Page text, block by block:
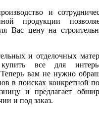
и
продукции
Вас цену на
и отделочных
все для
Теперь вам не нужно
в поисках конкретной
и предлагает
и под заказ.